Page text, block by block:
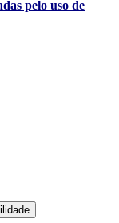
pelo uso de